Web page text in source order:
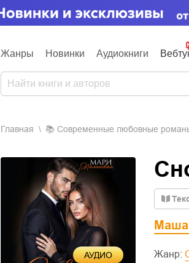
Жанры Новинки Аудиокниги
Главная 📚 современные любовные
АУДИО Жанр: